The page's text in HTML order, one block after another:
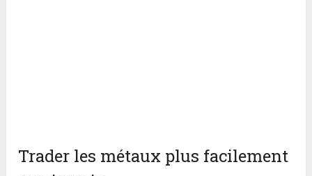
Trader les métaux plus facilement